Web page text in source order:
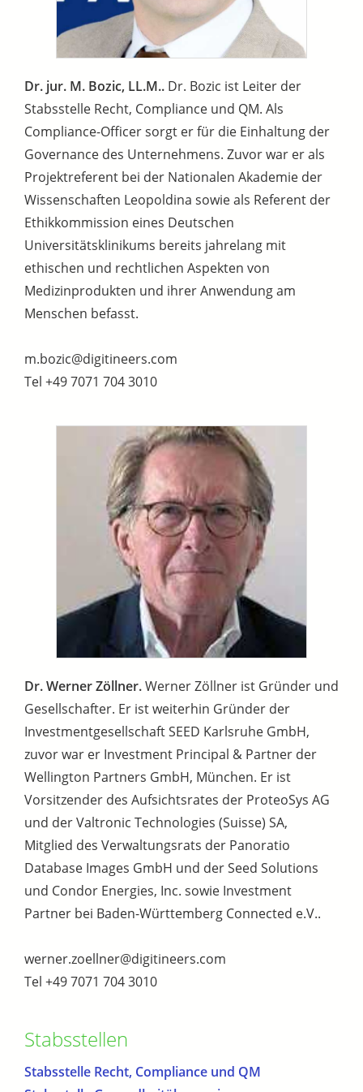
Dr. jur. M. Bozic, LL.M.. Dr. Bozic ist Leiter der
Stabsstelle Recht, Compliance und QM. Als
Compliance-Officer sorgt er für die Einhaltung der
Governance des Unternehmens. Zuvor war er als
Projektreferent bei der Nationalen Akademie der
Wissenschaften Leopoldina sowie als Referent der
Ethikkommission eines Deutschen
Universitätsklinikums bereits jahrelang mit
ethischen und rechtlichen Aspekten von
Medizinprodukten und ihrer Anwendung am
Menschen befasst.
m.bozic@digitineers.com
Tel +49 7071 704 3010
Dr. Werner Zöllner.Werner Zöllner ist Gründer und
Gesellschafter. Er ist weiterhin Gründer der
Investmentgesellschaft SEED Karlsruhe GmbH,
zuvor war er Investment Principal & Partner der
Wellington Partners GmbH, München. Er ist
Vorsitzender des Aufsichtsrates der ProteoSys AG
und der Valtronic Technologies (Suisse) SA,
Mitglied des Verwaltungsrats der Panoratio
Database Images GmbH und der Seed Solutions
und Condor Energies, Inc. sowie Investment
Partner bei Baden-Württemberg Connected e.V..
werner.zoellner@digitineers.com
Tel +49 7071 704 3010
Stabsstellen
Stabsstelle Recht, Compliance und QM